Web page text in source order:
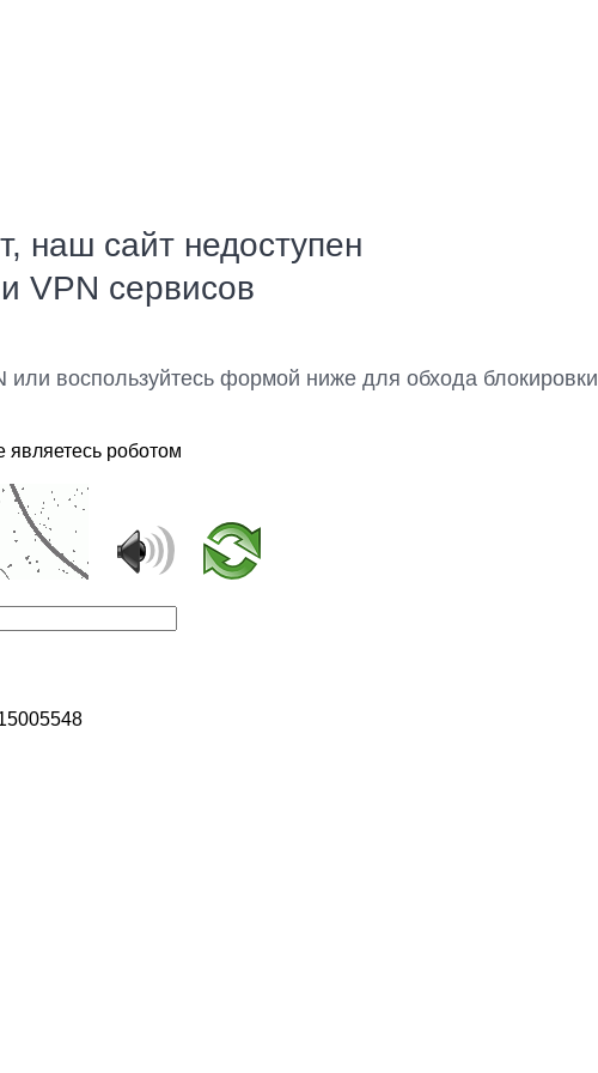
наш сайт недоступен
VPN сервисов
или воспользуйтесь формой ниже для обхода блокировки
являетесь роботом